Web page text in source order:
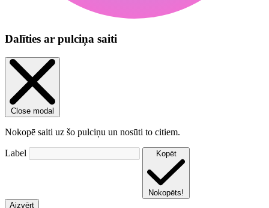
Dalīties ar pulciņa saiti
Close modal
Nokopē saiti uz šo pulciņu un nosūti to citiem.
Label Kopēt
Nokopēts!
Aizvērt